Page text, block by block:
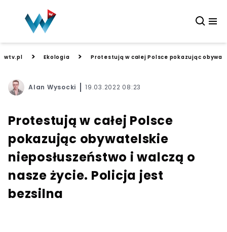
wtv.pl > Ekologia > Protestują w całej Polsce pokazując
Alan Wysocki 19.03.2022 08:23
Protestują w całej Polsce
pokazując obywatelskie
nieposłuszeństwo i walczą o
nasze życie. Policja jest
bezsilna